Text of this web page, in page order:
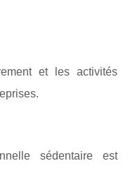
et les activités
sédentaire est